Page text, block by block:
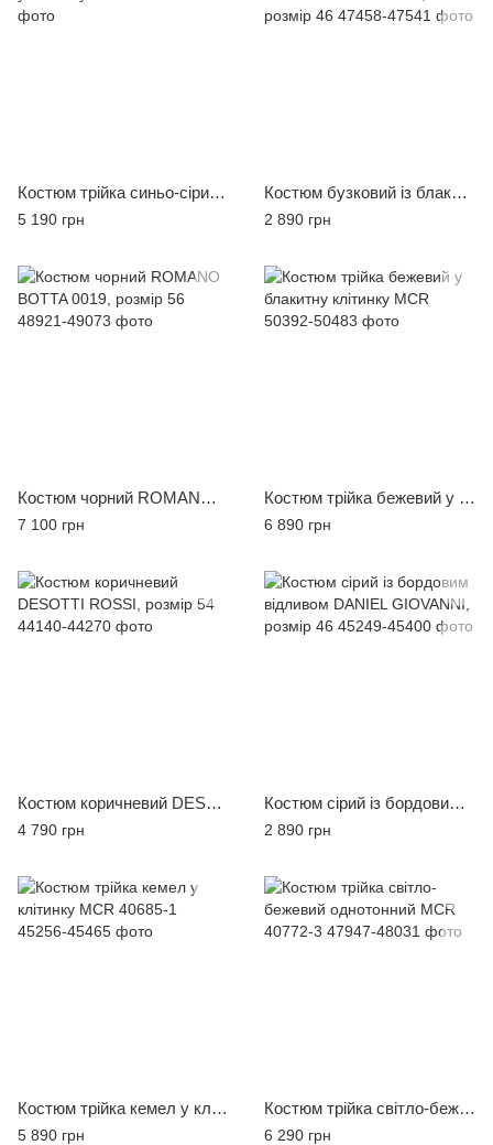
Костюм трійка синьо-сірий у клітинку MCR
5 190 грн
Костюм бузковий із блакитним CARDOZO, розмір 46
2 890 грн
Костюм чорний ROMANO BOTTA 0019, розмір 56
7 100 грн
Костюм трійка бежевий у блакитну клітинку MCR
6 890 грн
Костюм коричневий DESOTTI ROSSI, розмір 54
4 790 грн
Костюм сірий із бордовим відливом DANIEL GIOVANNI, розмір 46
2 890 грн
Костюм трійка кемел у клітинку MCR 40685-1
5 890 грн
Костюм трійка світло-бежевий однотонний MCR 40772-3
6 290 грн